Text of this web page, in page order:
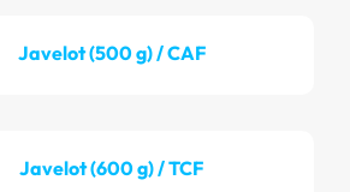
Javelot (500 g) / CAF
Javelot (600 g) / TCF